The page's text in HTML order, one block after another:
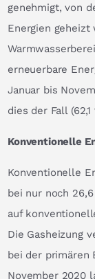
genehmigt, von
Energien
erneuerbare
Januar bis
dies der Fall
Konventionelle
Konventionelle
bei nur noch
auf
Die Gasheizung
bei der primären
November 2020